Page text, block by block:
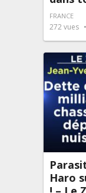
FRANCE
272vues
Haro